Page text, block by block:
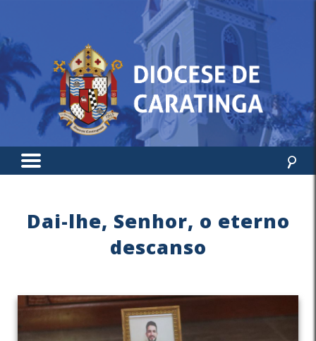
Dai-lhe, Senhor, o eterno
descanso